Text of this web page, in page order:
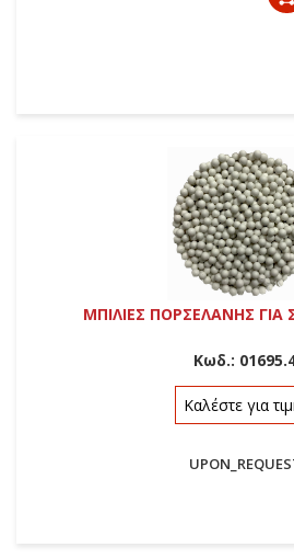
ΜΠΙΛΙΕΣ ΠΟΡΣΕΛΑΝΗΣ
Κωδ.:
Καλέστε για